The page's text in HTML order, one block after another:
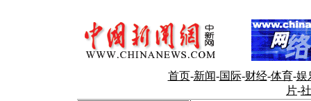
首页-新闻-国际-财经-体育-娱
片-